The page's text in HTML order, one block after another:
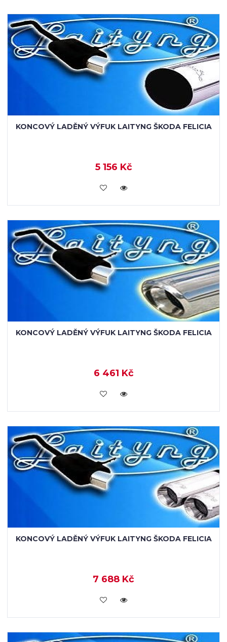
KONCOVÝ LADĚNÝ VÝFUK LAITYNG ŠKODA FELICIA
5 156 Kč
VLOŽIT DO KOŠÍKU
KONCOVÝ LADĚNÝ VÝFUK LAITYNG ŠKODA FELICIA
6 461 Kč
VLOŽIT DO KOŠÍKU
KONCOVÝ LADĚNÝ VÝFUK LAITYNG ŠKODA FELICIA
7 688 Kč
VLOŽIT DO KOŠÍKU